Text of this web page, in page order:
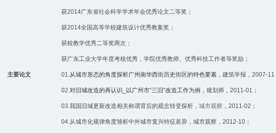
获2014广东省社会科学学术年会优秀论文二等奖；
获2014全国高等学校建筑设计优秀教案奖；
获校教学优秀二等奖两次；
获广东工业大学年度考核优秀，学院优秀教师、优秀科技工作者等奖励；
主要论文 01. 从城市形态的角度探析广州南华西街历史街区的特色要素，建筑学报， 2007-11
02. 对旧城改造的再认识 以广州市“三旧“改造工作为例 ，规划师， 2011-01 ；
03. 我国旧城更新改造相关称谓背后的观念转变探析， 城市观察 ， 2011-02 ；
04. 从城市化规律角度雏析中外城市复兴特征差异，城市观察， 2012-10；